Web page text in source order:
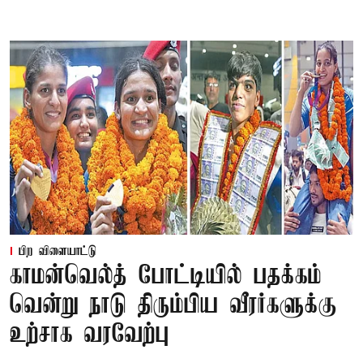
பிற விளையாட்டு
காமன்வெல்த் போட்டியில் பதக்கம்
வென்று நாடு திரும்பிய வீரர்களுக்கு
உற்சாக வரவேற்பு